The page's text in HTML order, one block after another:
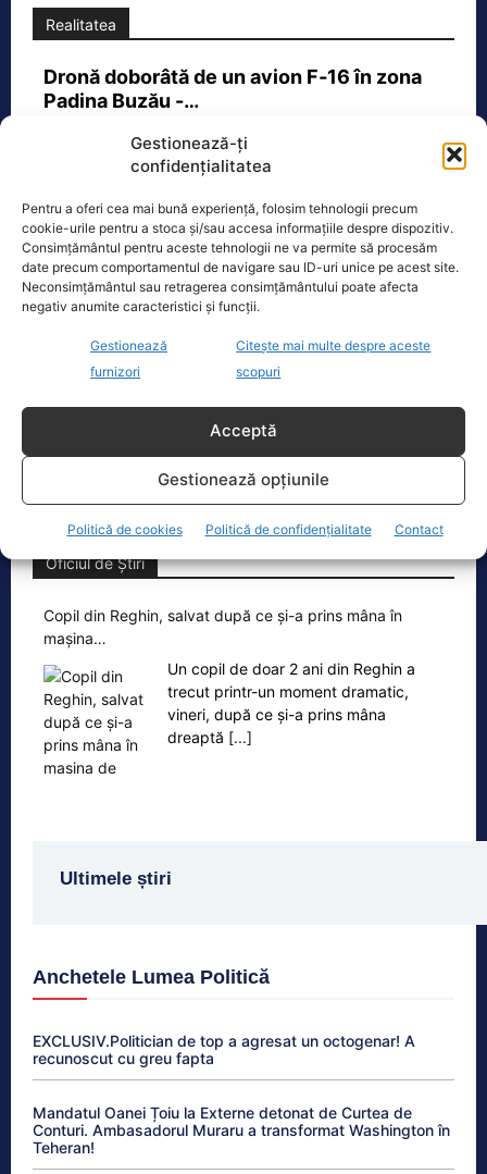
Gestionează-ți
confidențialitatea
Pentru a oferi cea mai bună experiență, folosim tehnologii precum
cookie-urile pentru a stoca și/sau accesa informațiile despre dispozitiv.
Consimțământul pentru aceste tehnologii ne va permite să procesăm
date precum comportamentul de navigare sau ID-uri unice pe acest site.
Neconsimțământul sau retragerea consimțământului poate afecta
negativ anumite caracteristici și funcții.
Gestionează
furnizori
Citește mai multe despre aceste
scopuri
Acceptă
Gestionează opțiunile
Politică de cookies Politică de confidențialitate Contact
Realitatea
Dronă doborâtă de un avion F‑16 în zona
Padina Buzău -…
O dronă a fost doborâtă vineri dimineață de un avion
F‑16 al Forțelor Aeriene Române, în zona Padina, în
Ecopolitic
Cristoiu: Cu Bolojan am ajuns să retrăim
vremurile comunismului; probabil, în…
Invitat la Marius Tucă Show, Ion
de Ilie Bolojan privind reducerea
consumului de energie electrică
Oficiul de Știri
Copil din Reghin, salvat după ce și-a prins mâna în
mașina…
Un copil de doar 2 ani din Reghin a
trecut printr-un moment dramatic,
vineri, după ce și-a prins mâna
dreaptă [...]
Ultimele știri
Anchetele Lumea Politică
EXCLUSIV.Politician de top a agresat un octogenar! A
recunoscut cu greu fapta
Mandatul Oanei Țoiu la Externe detonat de Curtea de
Conturi. Ambasadorul Muraru a transformat Washington în
Teheran!